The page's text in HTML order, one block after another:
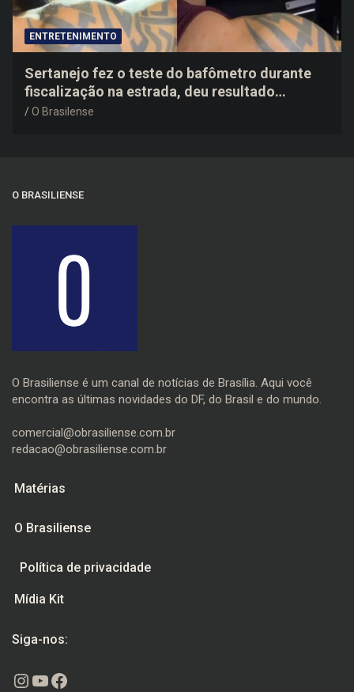
ENTRETENIMENTO
Sertanejo fez o teste do bafômetro durante
fiscalização na estrada, deu resultado
negativo e elogiou o trabalho dos agentes de
O Brasilense
O BRASILIENSE
O Brasiliense é um canal de notícias de Brasília. Aqui você
encontra as últimas novidades do DF, do Brasil e do mundo.
comercial@obrasiliense.com.br
redacao@obrasiliense.com.br
Matérias
O Brasiliense
Política de privacidade
Mídia Kit
Siga-nos:
Instagram
Youtube
Facebook